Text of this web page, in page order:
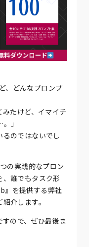
、どんなプロンプ
みたけど、イマイチ
」
のではないでし
の実践的なプロン
、誰でもタスク形
』を提供する弊社
介します。
ので、ぜひ最後ま